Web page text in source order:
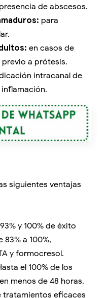
de abscesos.
para
en casos de
a prótesis.
intracanal de
siguientes ventajas
y 100% de éxito
a 100%,
y formocresol.
el 100% de los
menos de 48 horas.
tratamientos eficaces